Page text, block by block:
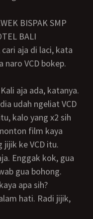
BALI
naro VCD bokep.
udah ngeliat VCD
kalo yang x2 sih
film kaya
jijik ke VCD itu.
Enggak kok, gua
gua bohong.
hati. Radi jijik,